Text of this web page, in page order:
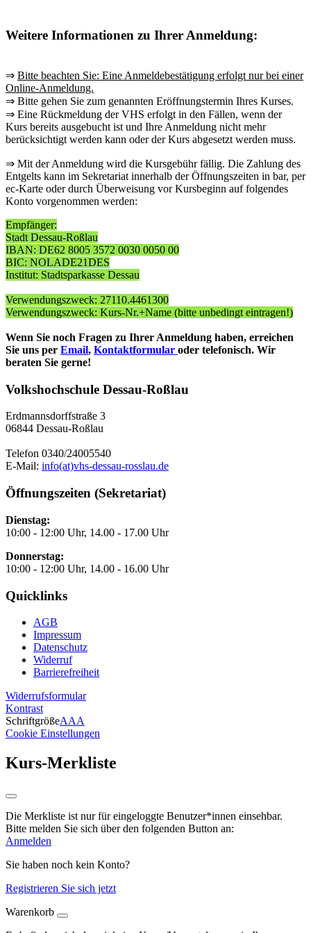
Weitere Informationen zu Ihrer Anmeldung:
⇒ Bitte beachten Sie: Eine Anmeldebestätigung erfolgt nur bei einer
Online-Anmeldung.
⇒ Bitte gehen Sie zum genannten Eröffnungstermin Ihres Kurses.
⇒ Eine Rückmeldung der VHS erfolgt in den Fällen, wenn der
Kurs bereits ausgebucht ist und Ihre Anmeldung nicht mehr
berücksichtigt werden kann oder der Kurs abgesetzt werden muss.
⇒ Mit der Anmeldung wird die Kursgebühr fällig. Die Zahlung des
Entgelts kann im Sekretariat innerhalb der Öffnungszeiten in bar, per
ec-Karte oder durch Überweisung vor Kursbeginn auf folgendes
Konto vorgenommen werden:
Empfänger:
Stadt Dessau-Roßlau
IBAN: DE62 8005 3572 0030 0050 00
BIC: NOLADE21DES
Institut: Stadtsparkasse Dessau
Verwendungszweck: 27110.4461300
Verwendungszweck: Kurs-Nr.+Name (bitte unbedingt eintragen!)
Wenn Sie noch Fragen zu Ihrer Anmeldung haben, erreichen
Sie uns per Email, Kontaktformular oder telefonisch. Wir
beraten Sie gerne!
Volkshochschule Dessau-Roßlau
Erdmannsdorffstraße 3
06844 Dessau-Roßlau
Telefon 0340/24005540
E-Mail: info(at)vhs-dessau-rosslau.de
Öffnungszeiten (Sekretariat)
Dienstag:
10:00 - 12:00 Uhr, 14.00 - 17.00 Uhr
Donnerstag:
10:00 - 12:00 Uhr, 14.00 - 16.00 Uhr
Quicklinks
AGB
Impressum
Datenschutz
Widerruf
Barrierefreiheit
Widerrufsformular
Kontrast
SchriftgrößeAAA
Cookie Einstellungen
Kurs-Merkliste
Die Merkliste ist nur für eingeloggte Benutzer*innen einsehbar.
Bitte melden Sie sich über den folgenden Button an:
Anmelden
Sie haben noch kein Konto?
Registrieren Sie sich jetzt
Warenkorb